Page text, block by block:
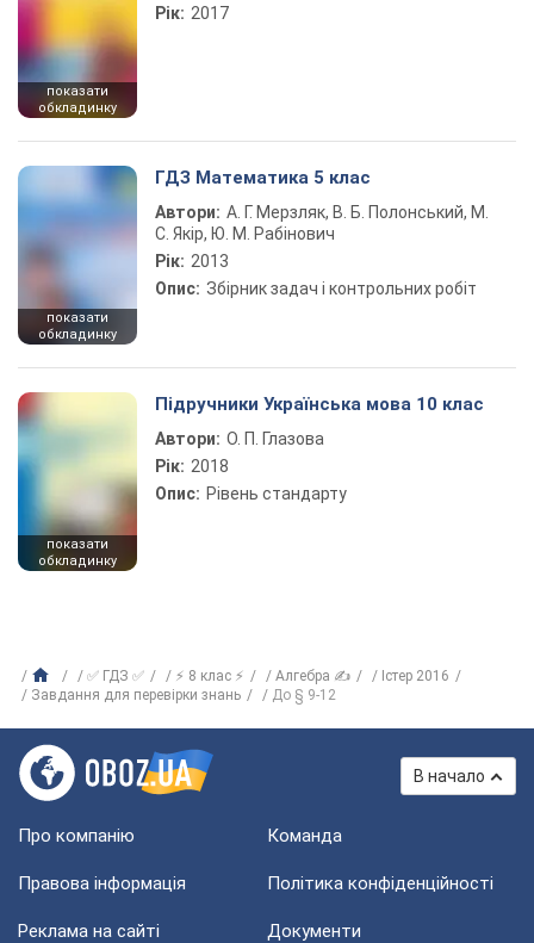
показати
обкладинку
Рік: 2017
показати
обкладинку
ГДЗ Математика 5 клас
Автори: А. Г. Мерзляк, В. Б. Полонський, М.
С. Якір, Ю. М. Рабінович
Рік: 2013
Опис: Збірник задач і контрольних робіт
показати
обкладинку
Підручники Українська мова 10 клас
Автори: О. П. Глазова
Рік: 2018
Опис: Рівень стандарту
✅ ГДЗ ✅ ⚡ 8 клас ⚡ Алгебра ✍
Істер 2016
Завдання для перевірки знань
До § 9-12
В начало
Про компанію Команда
Правова інформація Політика конфіденційності
Реклама на сайті Документи